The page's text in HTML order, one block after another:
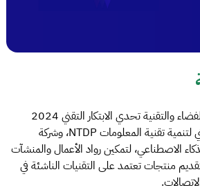
أطلقت هيئة الاتصالات والفضاء والتقنية تحدي الابتكار التقني 2024
بالشراكة مع البرنامج الوطني لتنمية تقنية المعلومات NTDP، وشركة
الاصطناعي، لتمكين رواد الأعمال والمنشآت
منتجات تعتمد على التقنيات الناشئة في